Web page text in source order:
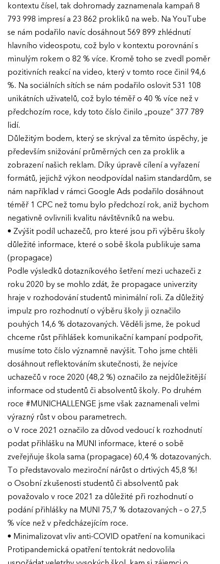
kontextu čísel, tak dohromady zaznamenala kampaň 8
793 998 impresí a 23 862 prokliků na web. Na YouTube
se nám podařilo navíc dosáhnout 569 899 zhlédnutí
hlavního videospotu, což bylo v kontextu porovnání s
minulým rokem o 82 % více. Kromě toho se zvedl poměr
pozitivních reakcí na video, který v tomto roce činil 94,6
%. Na sociálních sítích se nám podařilo oslovit 531 108
unikátních uživatelů, což bylo téměř o 40 % více než v
předchozím roce, kdy toto číslo činilo „pouze“ 377 789
lidí.
Důležitým bodem, který se skrýval za těmito úspěchy, je
především snižování průměrných cen za proklik a
zobrazení našich reklam. Díky úpravě cílení a vyřazení
formátů, jejichž výkon neodpovídal našim standardům, se
nám například v rámci Google Ads podařilo dosáhnout
téměř 1 CPC než tomu bylo předchozí rok, aniž bychom
negativně ovlivnili kvalitu návštěvníků na webu.
• Zvýšit podíl uchazečů, pro které jsou při výběru školy
důležité informace, které o sobě škola publikuje sama
(propagace)
Podle výsledků dotazníkového šetření mezi uchazeči z
roku 2020 by se mohlo zdát, že propagace univerzity
hraje v rozhodování studentů minimální roli. Za důležitý
impulz pro rozhodnutí o výběru školy ji označilo
pouhých 14,6 % dotazovaných. Věděli jsme, že pokud
chceme růst přihlášek komunikační kampaní podpořit,
musíme toto číslo významně navýšit. Toho jsme chtěli
dosáhnout reflektováním skutečnosti, že nejvíce
uchazečů v roce 2020 (48,2 %) označilo za nejdůležitější
informace od studentů či absolventů školy. Po druhém
roce #MUNICHALLENGE jsme však zaznamenali velmi
výrazný růst v obou parametrech.
o V roce 2021 označilo za důvod vedoucí k rozhodnutí
podat přihlášku na MUNI informace, které o sobě
zveřejňuje škola sama (propagace) 60,4 % dotazovaných.
To představovalo meziroční nárůst o drtivých 45,8 %!
o Osobní zkušenosti studentů či absolventů pak
považovalo v roce 2021 za důležité při rozhodnutí o
podání přihlášky na MUNI 75,7 % dotazovaných – o 27,5
% více než v předcházejícím roce.
• Minimalizovat vliv anti-COVID opatření na komunikaci
Protipandemická opatření tentokrát nedovolila